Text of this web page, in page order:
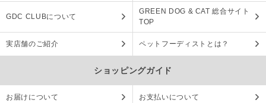
GDC CLUBについて
GREEN DOG & CAT 総合サイト
TOP
実店舗のご紹介 ペットフーディストとは？
ショッピングガイド
お届けについて お支払いについて